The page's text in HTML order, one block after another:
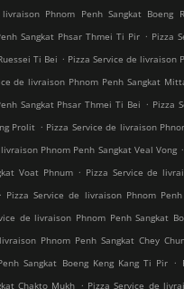
Phnom Penh Sangkat Boeng
Sangkat Phsar Thmei Ti Pir . Pizza
Ti Bei . Pizza Service de livraison
de livraison Phnom Penh Sangkat
Sangkat Phsar Thmei Ti Bei . Pizza
Prolit . Pizza Service de livraison
Phnom Penh Sangkat Veal Vong .
Voat Phnum . Pizza Service de
. Pizza Service de livraison Phnom
de livraison Phnom Penh Sangkat
Phnom Penh Sangkat Chey
Sangkat Boeng Keng Kang Ti Pir .
Chakto Mukh . Pizza Service de